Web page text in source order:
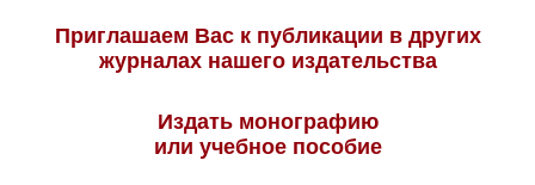
Приглашаем Вас к публикации в других
журналах нашего издательства
Издать монографию
или учебное пособие